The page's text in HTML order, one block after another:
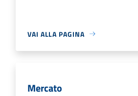
VAI ALLA PAGINA
Mercato